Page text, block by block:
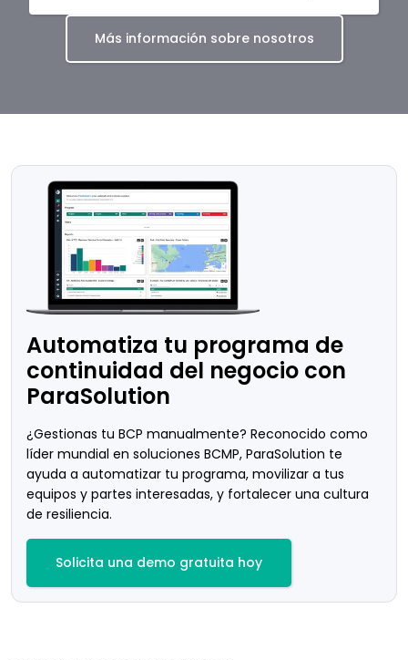
Más información sobre nosotros
Automatiza tu programa de
continuidad del negocio con
ParaSolution
¿Gestionas tu BCP manualmente? Reconocido como
líder mundial en soluciones BCMP, ParaSolution te
ayuda a automatizar tu programa, movilizar a tus
equipos y partes interesadas, y fortalecer una cultura
de resiliencia.
Solicita una demo gratuita hoy